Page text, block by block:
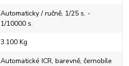
Automaticky / ručně, 1/25 s. -
1/10000 s.
3.100 Kg
Automatické ICR, barevně, černobíle